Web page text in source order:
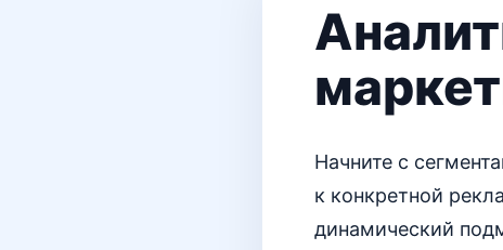
Начните с
к конкретной
динамический